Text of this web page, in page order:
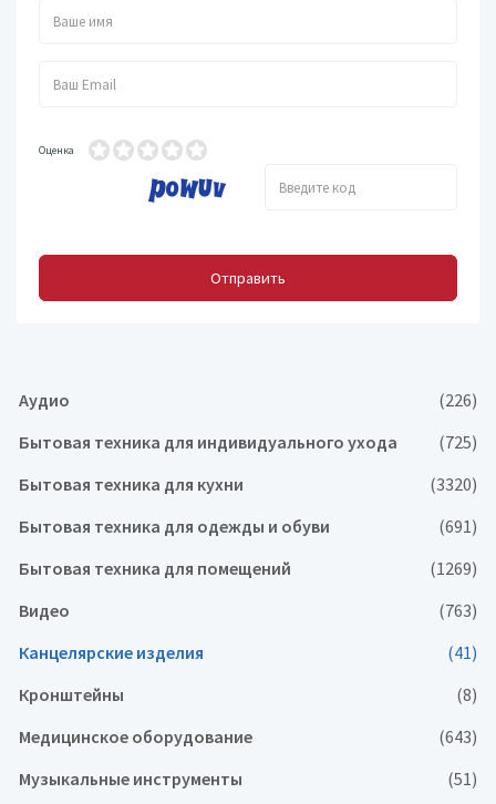
Оценка
Отправить
Аудио
(226)
Бытовая техника для индивидуального ухода
(725)
Бытовая техника для кухни
(3320)
Бытовая техника для одежды и обуви
(691)
Бытовая техника для помещений
(1269)
Видео
(763)
Канцелярские изделия
(41)
Кронштейны
(8)
Медицинское оборудование
(643)
Музыкальные инструменты
(51)